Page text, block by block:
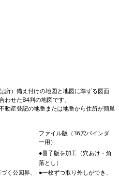
所）備え付けの地図と地図に準ずる図面
わせたB4判の地図です。
動産登記の地番または地番から住所が簡単
ファイル版（36穴バインダ
ー用）
く公図界、
●冊子版を加工（穴あけ・角
落とし）
●一枚ずつ取り外しができ、